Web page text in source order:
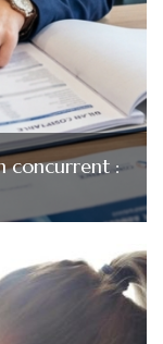
concurrent :